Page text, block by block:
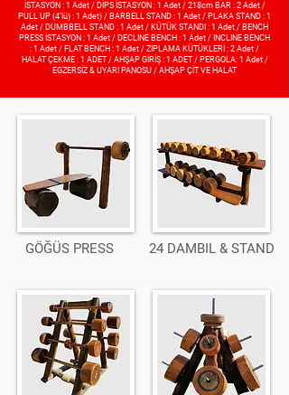
İSTASYON : 1 Adet / DİPS İSTASYON : 1 Adet / 218cm BAR : 2 Adet /
PULL UP (4’lü) : 1 Adet) / BARBELL STAND : 1 Adet / PLAKA STAND : 1
Adet / DUMBBELL STAND : 1 Adet / KÜTÜK STANDI : 1 Adet / BENCH
PRESS İSTASYON : 1 Adet / DECLINE BENCH : 1 Adet / INCLINE BENCH
: 1 Adet / FLAT BENCH : 1 Adet / ZIPLAMA KÜTÜKLERİ : 2 Adet /
HALAT ÇEKME : 1 ADET / AHŞAP GİRİŞ : 1 ADET / PERGOLA: 1 Adet /
EGZERSİZ & UYARI PANOSU / AHŞAP ÇİT VE HALAT
GÖĞÜS PRESS 24 DAMBIL & STAND